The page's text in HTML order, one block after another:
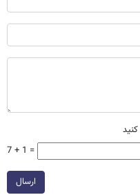
7 + 1 =
ارسال